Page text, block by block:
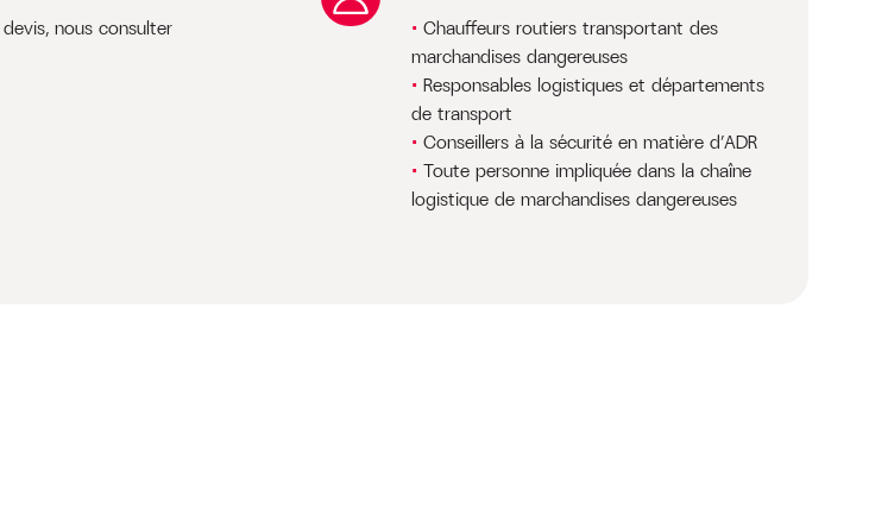
nous consulter
Chauffeurs routiers transportant des
marchandises dangereuses
Responsables logistiques et départements
de transport
Conseillers à la sécurité en matière d’ADR
Toute personne impliquée dans la chaîne
logistique de marchandises dangereuses